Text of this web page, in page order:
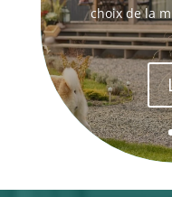
choix de la